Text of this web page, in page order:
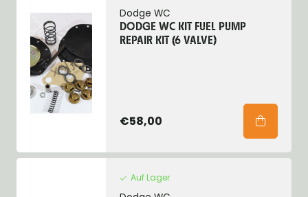
Dodge WC
DODGE WC KIT FUEL PUMP
REPAIR KIT (6 VALVE)
€58,00
Auf Lager